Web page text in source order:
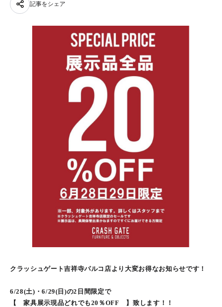
記事をシェア
クラッシュゲート吉祥寺パルコ店より大変お得なお知らせです！
6/28(土)・6/29(日)の2日間限定で
【 家具展示現品どれでも20％OFF 】致します！！